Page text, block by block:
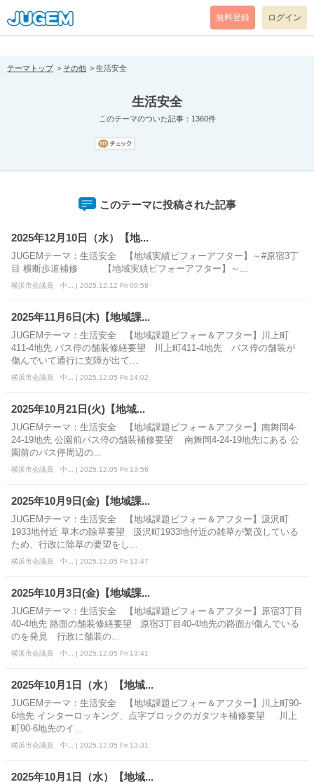
[pear_error: message="Success" code=0 mode=return level=notice
prefix="" info=""]
無料登録 ログイン
テーマトップ その他 生活安全
生活安全
このテーマのついた記事：1360件
このテーマに投稿された記事
2025年12月10日（水）【地...
JUGEMテーマ：生活安全 【地域実績ビフォーアフター】～#原宿3丁
目 横断歩道補修 【地域実績ビフォーアフター】～...
横浜市会議員 中... | 2025.12.12 Fri 09:58
2025年11月6日(木)【地域課...
JUGEMテーマ：生活安全 【地域課題ビフォー＆アフター】川上町
411-4地先 バス停の舗装修繕要望 川上町411-4地先 バス停の舗装が
傷んでいて通行に支障が出て...
横浜市会議員 中... | 2025.12.05 Fri 14:02
2025年10月21日(火)【地域...
JUGEMテーマ：生活安全 【地域課題ビフォー＆アフター】南舞岡4-
24-19地先 公園前バス停の舗装補修要望 南舞岡4-24-19地先にある 公
園前のバス停周辺の...
横浜市会議員 中... | 2025.12.05 Fri 13:56
2025年10月9日(金)【地域課...
JUGEMテーマ：生活安全 【地域課題ビフォー＆アフター】汲沢町
1933地付近 草木の除草要望 汲沢町1933地付近の雑草が繁茂している
ため、行政に除草の要望をし...
横浜市会議員 中... | 2025.12.05 Fri 13:47
2025年10月3日(金)【地域課...
JUGEMテーマ：生活安全 【地域課題ビフォー＆アフター】原宿3丁目
40-4地先 路面の舗装修繕要望 原宿3丁目40-4地先の路面が傷んでいる
のを発見 行政に舗装の...
横浜市会議員 中... | 2025.12.05 Fri 13:41
2025年10月1日（水）【地域...
JUGEMテーマ：生活安全 【地域課題ビフォー＆アフター】川上町90-
6地先 インターロッキング、点字ブロックのガタツキ補修要望 川上
町90-6地先のイ...
横浜市会議員 中... | 2025.12.05 Fri 13:31
2025年10月1日（水）【地域...